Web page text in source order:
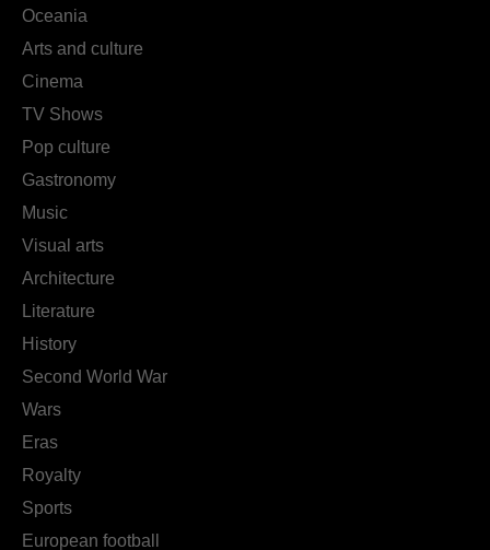
Oceania
Arts and culture
Cinema
TV Shows
Pop culture
Gastronomy
Music
Visual arts
Architecture
Literature
History
Second World War
Wars
Eras
Royalty
Sports
European football